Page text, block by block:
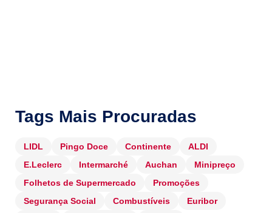
Tags Mais Procuradas
LIDL Pingo Doce Continente
ALDI
E.Leclerc
Intermarché Auchan
Minipreço
Folhetos de Supermercado
Promoções
Segurança Social
Combustíveis
Euribor